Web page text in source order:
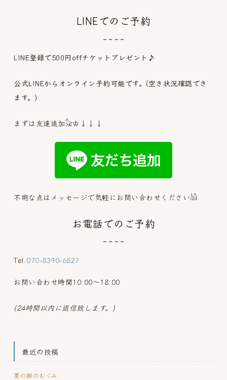
LINEでのご予約
LINE登録で500円offチケットプレゼント♪
公式LINEからオンライン予約可能です。(空き状況確認でき
ます。)
まずは友達追加𓃠♔↓↓↓
不明な点はメッセージで気軽にお問い合わせください𓀌
お電話でのご予約
Tel.070-8390-6827
お問い合わせ時間10:00～18:00
(24時間以内に返信致します。)
最近の投稿
夏の脚のむくみ